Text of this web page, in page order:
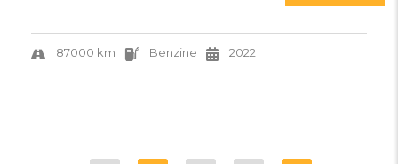
87000 km Benzine 2022